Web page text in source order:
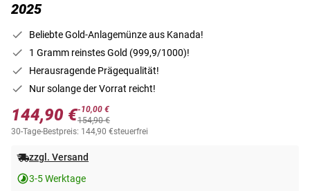
2025
Beliebte Gold-Anlagemünze aus Kanada!
1 Gramm reinstes Gold (999,9/1000)!
Herausragende Prägequalität!
Nur solange der Vorrat reicht!
144,90 €-10,00 €
154,90 €
30-Tage-Bestpreis: 144,90 €steuerfrei
zzgl. Versand
3-5 Werktage